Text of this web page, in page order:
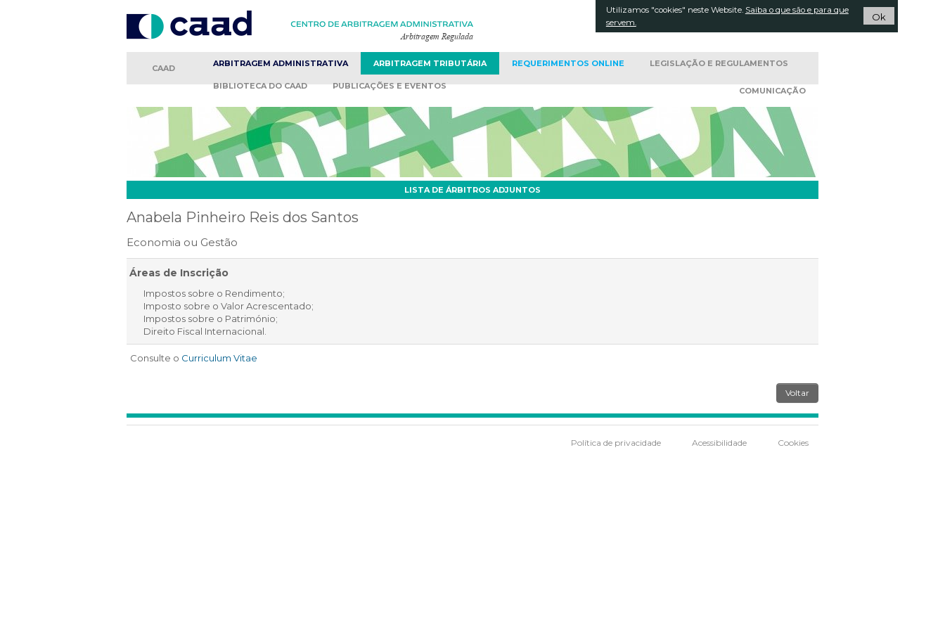
Pesquisar...
CONTACTOS
CAAD ARBITRAGEM ADMINISTRATIVA ARBITRAGEM TRIBUTÁRIA REQUERIMENTOS ONLINE LEGISLAÇÃO E REGULAMENTOS
BIBLIOTECA DO CAAD PUBLICAÇÕES E EVENTOS COMUNICAÇÃO
LISTA DE ÁRBITROS ADJUNTOS
Anabela Pinheiro Reis dos Santos
Economia ou Gestão
Áreas de Inscrição
Impostos sobre o Rendimento;
Imposto sobre o Valor Acrescentado;
Impostos sobre o Património;
Direito Fiscal Internacional.
Consulte o Curriculum Vitae
Voltar
Política de privacidade Acessibilidade Cookies
Utilizamos "cookies" neste Website. Saiba o que são e para que
servem.
Ok